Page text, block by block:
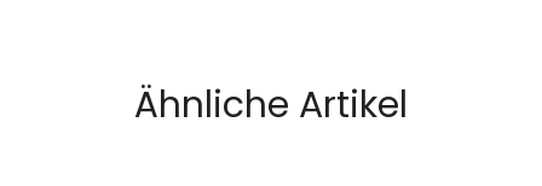
Ähnliche Artikel